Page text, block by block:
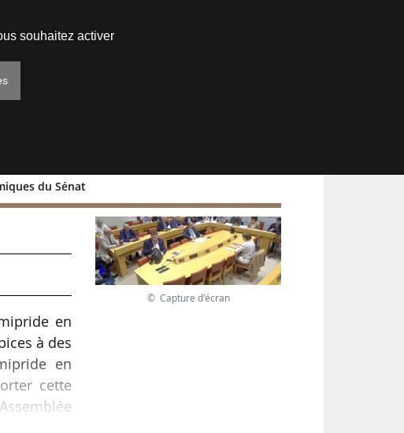
du Sénat
en
à des
en
cette
© Capture d'écran
souhaitez activer